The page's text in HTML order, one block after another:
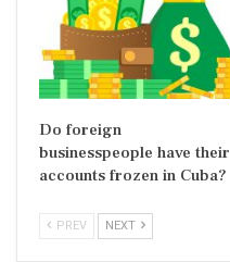
Do foreign
businesspeople have their
accounts frozen in Cuba?
PREV NEXT